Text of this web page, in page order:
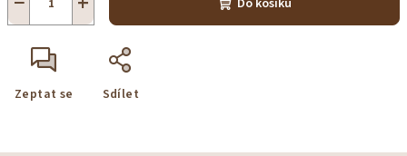
Do košíku
Zeptat se Sdílet